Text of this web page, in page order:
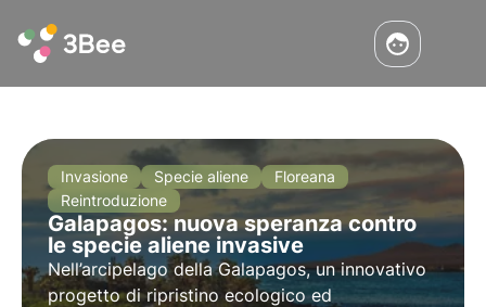
Invasione Specie aliene
Floreana
Reintroduzione
Galapagos: nuova speranza contro
le specie aliene invasive
Nell’arcipelago della Galapagos, un innovativo
progetto di ripristino ecologico ed